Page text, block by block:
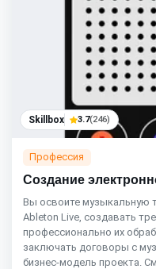
Skillbox 3.7(246)
Профессия
Создание
Вы освоите музыкальную
Ableton Live, создавать
профессионально их
заключать договоры с
бизнес-модель проекта.